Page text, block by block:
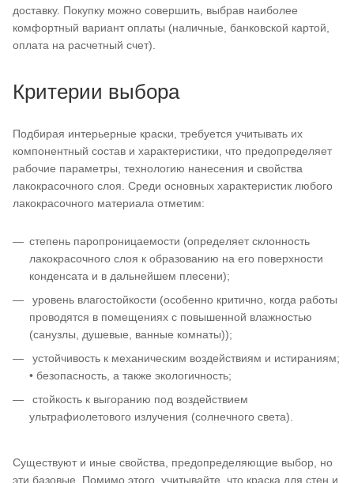
доставку. Покупку можно совершить, выбрав наиболее
комфортный вариант оплаты (наличные, банковской картой,
оплата на расчетный счет).
Критерии выбора
Подбирая интерьерные краски, требуется учитывать их
компонентный состав и характеристики, что предопределяет
рабочие параметры, технологию нанесения и свойства
лакокрасочного слоя. Среди основных характеристик любого
лакокрасочного материала отметим:
степень паропроницаемости (определяет склонность
лакокрасочного слоя к образованию на его поверхности
конденсата и в дальнейшем плесени);
уровень влагостойкости (особенно критично, когда работы
проводятся в помещениях с повышенной влажностью
(санузлы, душевые, ванные комнаты));
устойчивость к механическим воздействиям и истираниям;
• безопасность, а также экологичность;
стойкость к выгоранию под воздействием
ультрафиолетового излучения (солнечного света).
Существуют и иные свойства, предопределяющие выбор, но
эти базовые. Помимо этого, учитывайте, что краска для стен и